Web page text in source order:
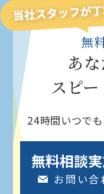
無
あ
スピ
24時間いつでも
無料相談
お問い合